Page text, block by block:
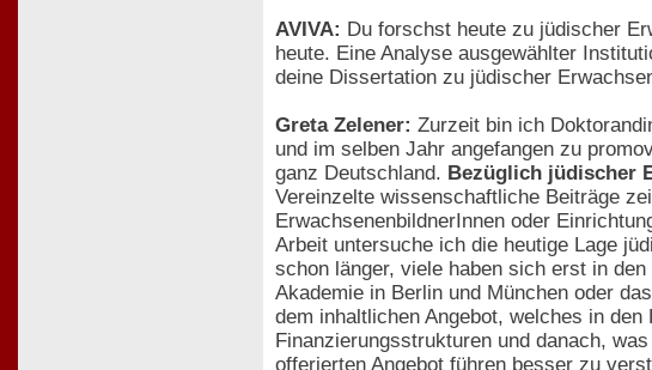
AVIVA: Du forschst heute zu jüdischer
heute. Eine Analyse ausgewählter
deine Dissertation zu jüdischer
Greta Zelener: Zurzeit bin ich
und im selben Jahr angefangen zu
ganz Deutschland. Bezüglich jüdischer
Vereinzelte wissenschaftliche Beiträge
ErwachsenenbildnerInnen oder
Arbeit untersuche ich die heutige Lage
schon länger, viele haben sich erst in
Akademie in Berlin und München oder
dem inhaltlichen Angebot, welches in
Finanzierungsstrukturen und danach,
offerierten Angebot führen besser zu